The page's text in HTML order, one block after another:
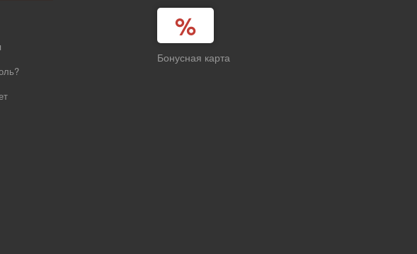
Бонусная карта